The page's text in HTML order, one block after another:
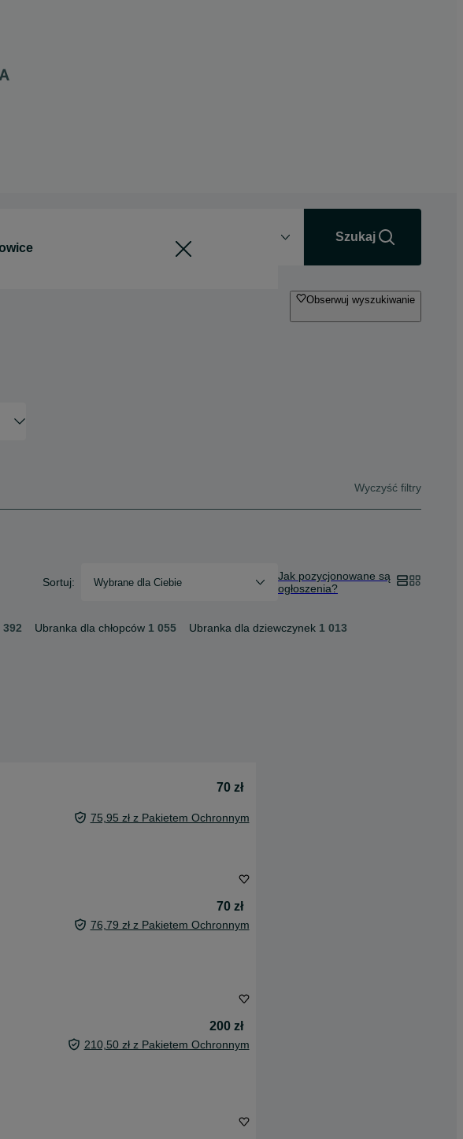
Szukaj
Obserwuj wyszukiwanie
Wyczyść filtry
Sortuj: Wybrane dla Ciebie
Jak pozycjonowane są
ogłoszenia?
392 Ubranka dla chłopców 1 055 Ubranka dla dziewczynek 1 013
70 zł
75,95 zł z Pakietem Ochronnym
70 zł
76,79 zł z Pakietem Ochronnym
200 zł
210,50 zł z Pakietem Ochronnym